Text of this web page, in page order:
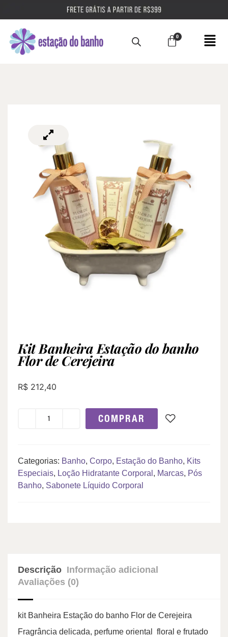
Kit Banheira Estação do banho
Flor de Cerejeira
R$ 212,40
COMPRAR
Categorias: Banho, Corpo, Estação do Banho, Kits
Especiais, Loção Hidratante Corporal , Marcas, Pós
Banho, Sabonete Líquido Corporal
Descrição Informação adicional
Avaliações (0)
kit Banheira Estação do banho Flor de Cerejeira
Fragrância delicada, perfume oriental floral e frutado